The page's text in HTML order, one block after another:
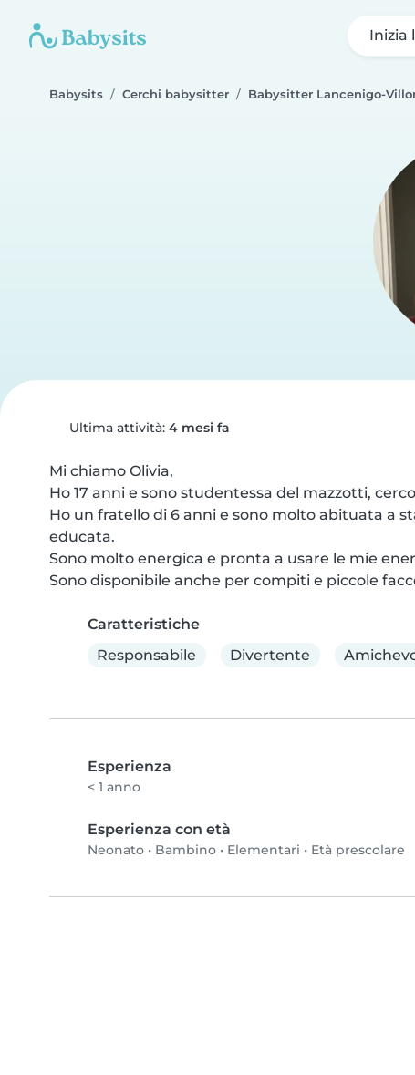
Inizia
Babysits Cerchi babysitter Babysitter Lancenigo-
Ultima attività: 4 mesi fa
Mi chiamo Olivia,
Ho 17 anni e sono studentessa del mazzotti,
Ho un fratello di 6 anni e sono molto abituata a
educata.
Sono molto energica e pronta a usare le mie
Sono disponibile anche per compiti e piccole
Caratteristiche
Responsabile
Divertente
Esperienza
< 1 anno
Esperienza con età
Neonato • Bambino • Elementari • Età prescolare